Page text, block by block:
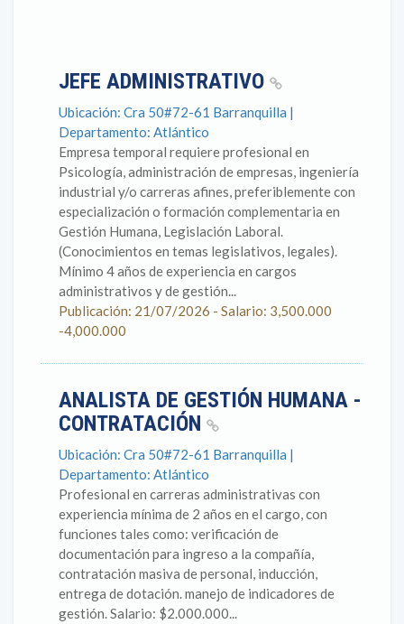
JEFE ADMINISTRATIVO
Ubicación: Cra 50#72-61 Barranquilla |
Departamento: Atlántico
Empresa temporal requiere profesional en
Psicología, administración de empresas, ingeniería
industrial y/o carreras afines, preferiblemente con
especialización o formación complementaria en
Gestión Humana, Legislación Laboral.
(Conocimientos en temas legislativos, legales).
Mínimo 4 años de experiencia en cargos
administrativos y de gestión...
Publicación: 21/07/2026 - Salario: 3,500.000
-4,000.000
ANALISTA DE GESTIÓN HUMANA -
CONTRATACIÓN
Ubicación: Cra 50#72-61 Barranquilla |
Departamento: Atlántico
Profesional en carreras administrativas con
experiencia mínima de 2 años en el cargo, con
funciones tales como: verificación de
documentación para ingreso a la compañía,
contratación masiva de personal, inducción,
entrega de dotación. manejo de indicadores de
gestión. Salario: $2.000.000...